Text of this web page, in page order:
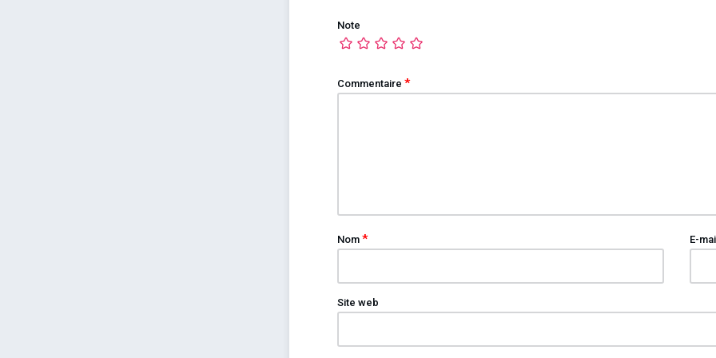
Note
Commentaire *
Nom * E-
Site web